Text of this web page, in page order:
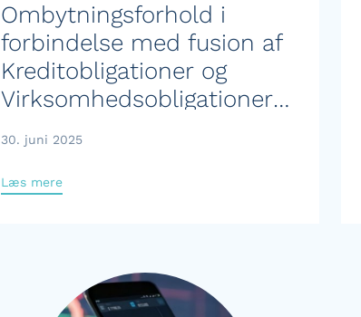
Ombytningsforhold i
forbindelse med fusion af
Kreditobligationer og
Virksomhedsobligationer
30. juni 2025
Læs mere